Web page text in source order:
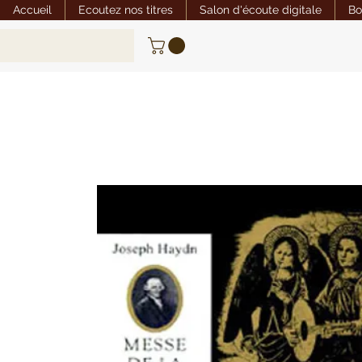
Accueil Ecoutez nos titres Salon d'écoute digitale